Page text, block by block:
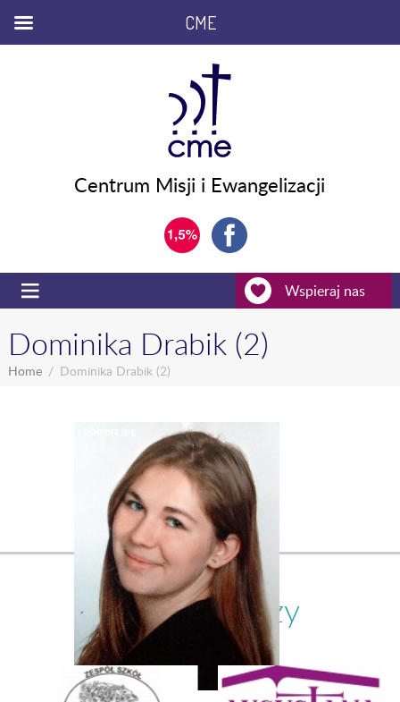
Centrum Misji i Ewangelizacji
Wspieraj nas
Dominika Drabik (2)
Home Dominika Drabik (2)
Nasi partnerzy
CME